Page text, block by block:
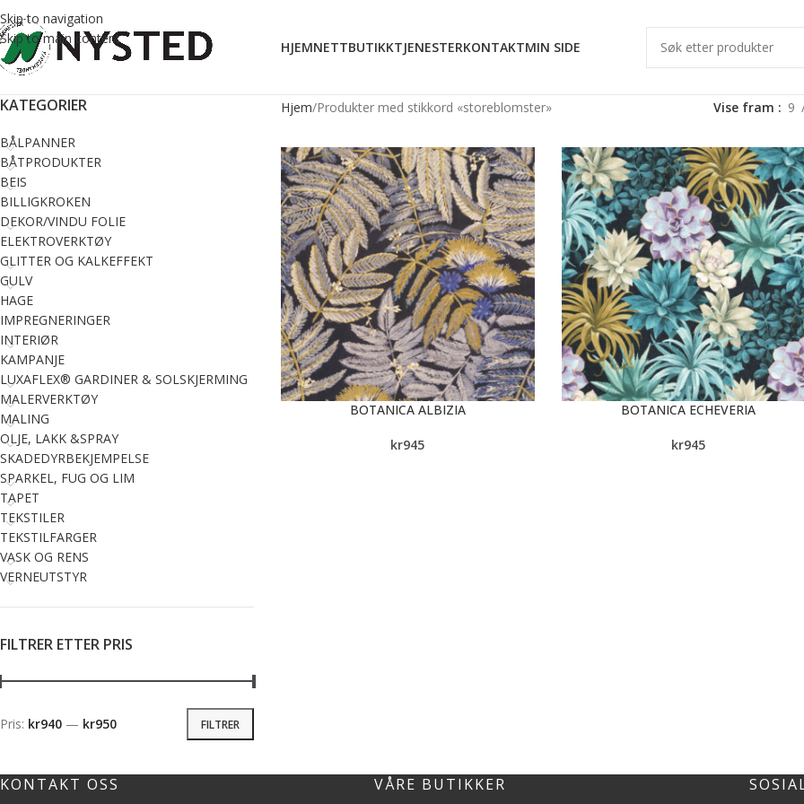
Skip to navigation
Skip to main content
HJEMNETTBUTIKKTJENESTERKONTAKTMIN SIDE
KATEGORIER
BÅLPANNER
BÅTPRODUKTER
BEIS
BILLIGKROKEN
DEKOR/VINDU FOLIE
ELEKTROVERKTØY
GLITTER OG KALKEFFEKT
GULV
HAGE
IMPREGNERINGER
INTERIØR
KAMPANJE
LUXAFLEX® GARDINER & SOLSKJERMING
MALERVERKTØY
MALING
OLJE, LAKK &SPRAY
SKADEDYRBEKJEMPELSE
SPARKEL, FUG OG LIM
TAPET
TEKSTILER
TEKSTILFARGER
VASK OG RENS
VERNEUTSTYR
FILTRER ETTER PRIS
FILTRER
Pris: kr940 — kr950
Hjem Produkter med stikkord «storeblomster» Vise fram 9
BOTANICA ALBIZIA
kr945
BOTANICA ECHEVERIA
kr945
KONTAKT OSS VÅRE BUTIKKER